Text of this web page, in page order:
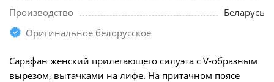
Производство
Беларусь
Оригинальное белорусское
Сарафан женский прилегающего силуэта с V-образным
вырезом, вытачками на лифе. На притачном поясе